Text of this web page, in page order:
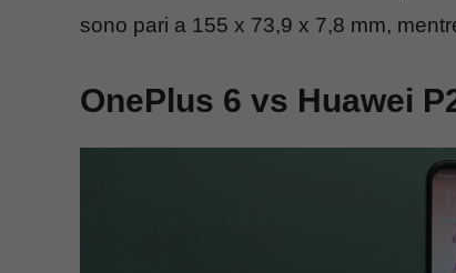
sono pari a 155 x 73,9 x 7,8 mm,
OnePlus 6 vs Huawei